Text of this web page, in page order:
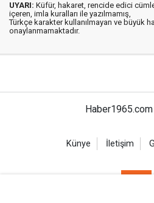
UYARI: Küfür, hakaret, rencide edici
içeren, imla kuralları ile yazılmamış,
Türkçe karakter kullanılmayan ve büyük
onaylanmamaktadır.
Künye İletişim